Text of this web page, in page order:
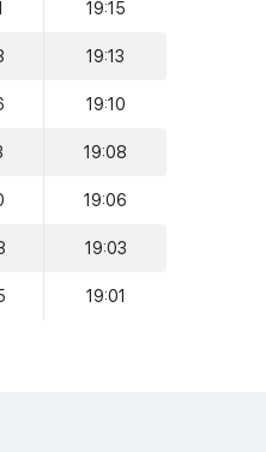
19:15
19:13
19:10
19:08
19:06
19:03
19:01